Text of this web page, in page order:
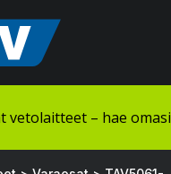
vetolaitteet – hae omasi